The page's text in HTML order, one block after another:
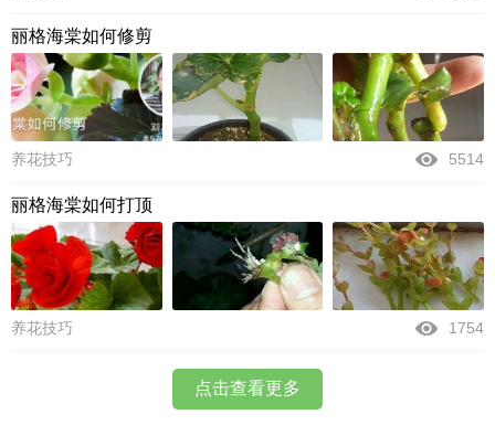
丽格海棠如何修剪
养花技巧 5514
丽格海棠如何打顶
养花技巧 1754
点击查看更多